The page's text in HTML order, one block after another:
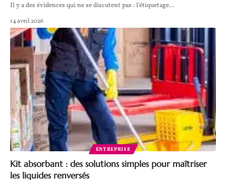
Il y a des évidences qui ne se discutent pas : l'étiquetage…
14 avril 2026
ENTREPRISE
Kit absorbant : des solutions simples pour maîtriser
les liquides renversés